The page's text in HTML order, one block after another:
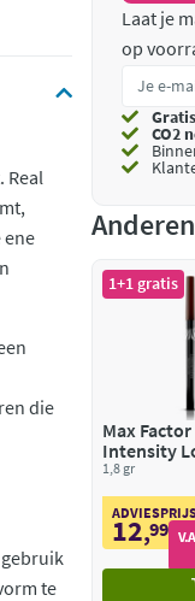
Real
ene
die
te
Laat je
op
Gratis
CO2
1+1 gratis
Max Factor
Intensity
Eyeliner
Brown
1,8 gr
12,99